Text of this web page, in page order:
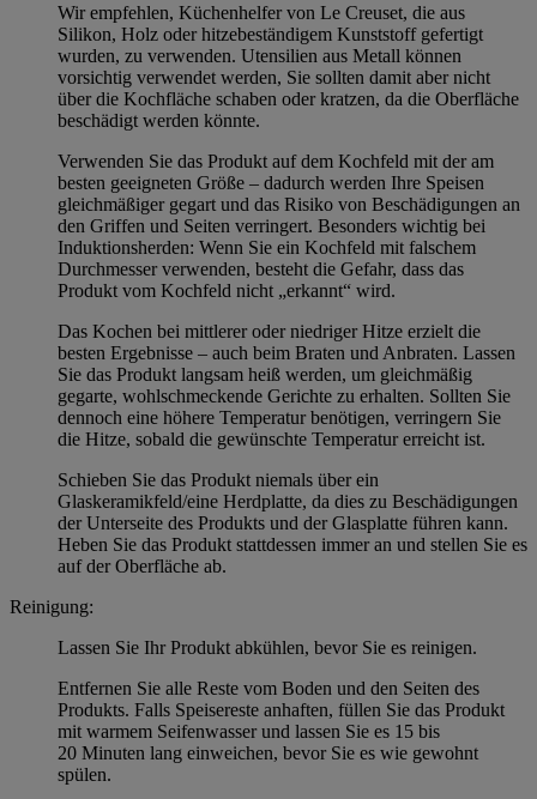
Wir empfehlen, Küchenhelfer von Le Creuset, die aus
Silikon, Holz oder hitzebeständigem Kunststoff gefertigt
wurden, zu verwenden. Utensilien aus Metall können
vorsichtig verwendet werden, Sie sollten damit aber nicht
über die Kochfläche schaben oder kratzen, da die Oberfläche
beschädigt werden könnte.
Verwenden Sie das Produkt auf dem Kochfeld mit der am
besten geeigneten Größe – dadurch werden Ihre Speisen
gleichmäßiger gegart und das Risiko von Beschädigungen an
den Griffen und Seiten verringert. Besonders wichtig bei
Induktionsherden: Wenn Sie ein Kochfeld mit falschem
Durchmesser verwenden, besteht die Gefahr, dass das
Produkt vom Kochfeld nicht „erkannt“ wird.
Das Kochen bei mittlerer oder niedriger Hitze erzielt die
besten Ergebnisse – auch beim Braten und Anbraten. Lassen
Sie das Produkt langsam heiß werden, um gleichmäßig
gegarte, wohlschmeckende Gerichte zu erhalten. Sollten Sie
dennoch eine höhere Temperatur benötigen, verringern Sie
die Hitze, sobald die gewünschte Temperatur erreicht ist.
Schieben Sie das Produkt niemals über ein
Glaskeramikfeld/eine Herdplatte, da dies zu Beschädigungen
der Unterseite des Produkts und der Glasplatte führen kann.
Heben Sie das Produkt stattdessen immer an und stellen Sie es
auf der Oberfläche ab.
Reinigung:
Lassen Sie Ihr Produkt abkühlen, bevor Sie es reinigen.
Entfernen Sie alle Reste vom Boden und den Seiten des
Produkts. Falls Speisereste anhaften, füllen Sie das Produkt
mit warmem Seifenwasser und lassen Sie es 15 bis
20 Minuten lang einweichen, bevor Sie es wie gewohnt
spülen.